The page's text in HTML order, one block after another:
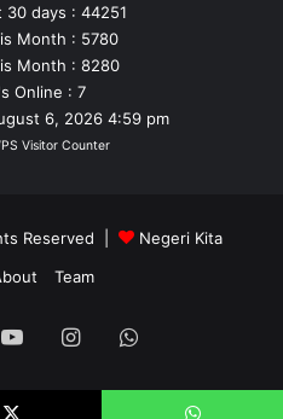
30 days : 44251
Month : 5780
Month : 8280
Online : 7
6, 2026 4:59 pm
Visitor Counter
Reserved |
Negeri Kita
Team
YouTubeInstagramWhatsApp